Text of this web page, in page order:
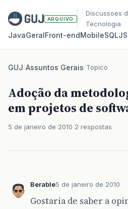
ARQUIVO
Discussoes
Tecnologia
JavaGeralFront‑endMobileSQLJS
GUJ/Assuntos Gerais/Topico
Adoção da
em projetos de
5 de janeiro de 2010 2 respostas
Berable5 de janeiro de 2010
Gostaria de saber a